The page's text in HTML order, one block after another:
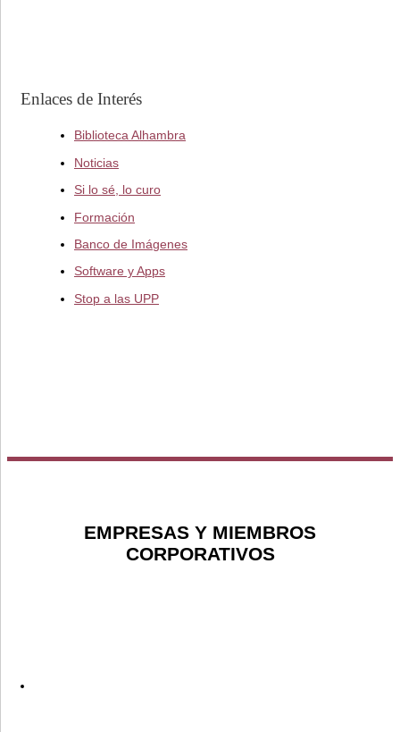
Enlaces de Interés
Biblioteca Alhambra
Noticias
Si lo sé, lo curo
Formación
Banco de Imágenes
Software y Apps
Stop a las UPP
EMPRESAS Y MIEMBROS
CORPORATIVOS